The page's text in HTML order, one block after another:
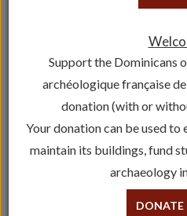
Support the Dominicans
archéologique française
donation (with or
Your donation can be used to
maintain its buildings, fund
archaeology